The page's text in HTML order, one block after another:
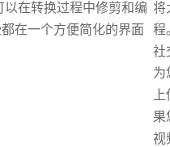
在转换过程中修剪和编
在一个方便简化的界面
将
程
社
为
果
视